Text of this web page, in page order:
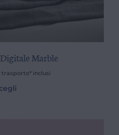
Marble
trasporto* inclusi